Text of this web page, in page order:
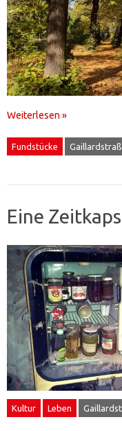
Weiterlesen »
Fundstücke
Eine
Kultur Leben